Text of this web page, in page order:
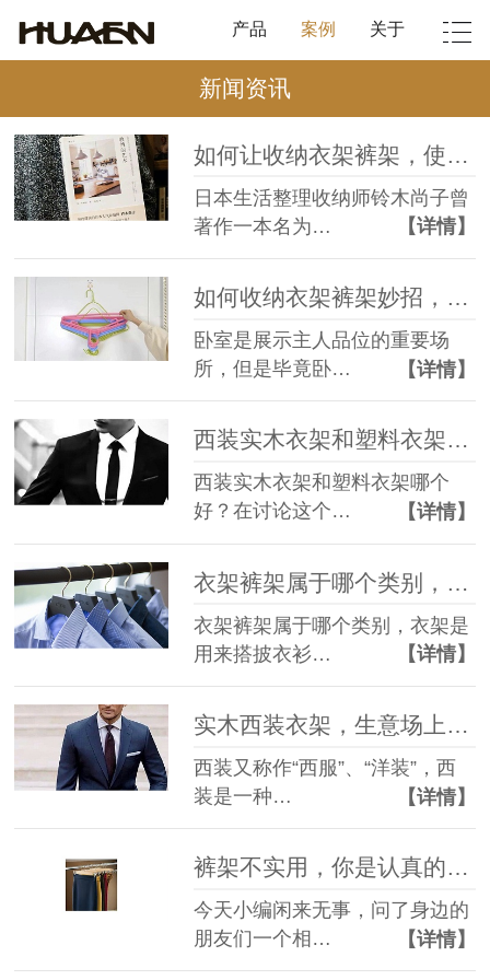
产品 案例 关于
新闻资讯
如何让收纳衣架裤架，使一切晾晒工作都能完美展开【华恩】
日本生活整理收纳师铃木尚子曾
著作一本名为…
【详情】
如何收纳衣架裤架妙招，一招为您解决！【华恩】
卧室是展示主人品位的重要场
所，但是毕竟卧…
【详情】
西装实木衣架和塑料衣架哪个好？【华恩】
西装实木衣架和塑料衣架哪个
好？在讨论这个…
【详情】
衣架裤架属于哪个类别，你不知道吗【华恩】
衣架裤架属于哪个类别，衣架是
用来搭披衣衫…
【详情】
实木西装衣架，生意场上的武器【华恩】
西装又称作“西服”、“洋装”，西
装是一种…
【详情】
裤架不实用，你是认真的吗？【华恩】
今天小编闲来无事，问了身边的
朋友们一个相…
【详情】